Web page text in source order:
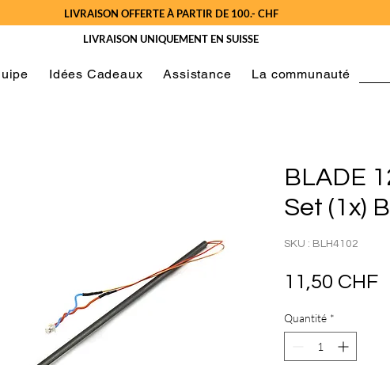
LIVRAISON OFFERTE À PARTIR DE 100.- CHF
LIVRAISON UNIQUEMENT EN SUISSE
Idées Cadeaux Assistance La communauté
BLADE
Set (1x)
SKU : BLH4102
11,50 CHF
Quantité *